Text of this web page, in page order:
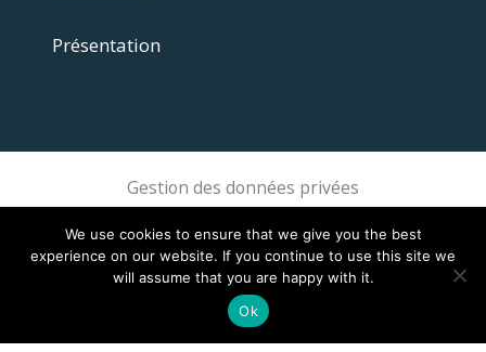
Présentation
Gestion des données privées
We use cookies to ensure that we give you the best
experience on our website. If you continue to use this site we
will assume that you are happy with it.
Ok